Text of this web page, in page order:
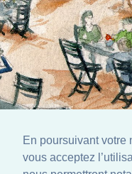
En poursuivant votre
vous acceptez